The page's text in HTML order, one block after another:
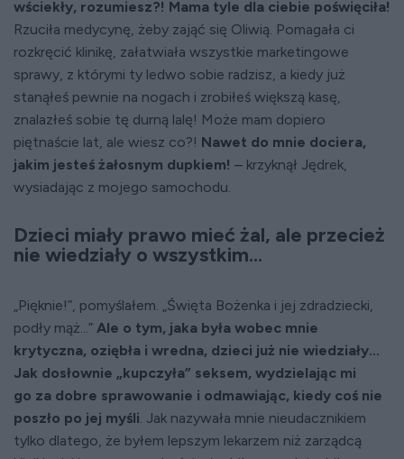
wściekły, rozumiesz?! Mama tyle dla ciebie poświęciła!
Rzuciła medycynę, żeby zająć się Oliwią. Pomagała ci
rozkręcić klinikę, załatwiała wszystkie marketingowe
sprawy, z którymi ty ledwo sobie radzisz, a kiedy już
stanąłeś pewnie na nogach i zrobiłeś większą kasę,
znalazłeś sobie tę durną lalę! Może mam dopiero
piętnaście lat, ale wiesz co?! Nawet do mnie dociera,
jakim jesteś żałosnym dupkiem! – krzyknął Jędrek,
wysiadając z mojego samochodu.
Dzieci miały prawo mieć żal, ale przecież
nie wiedziały o wszystkim...
„Pięknie!”, pomyślałem. „Święta Bożenka i jej zdradziecki,
podły mąż...” Ale o tym, jaka była wobec mnie
krytyczna, oziębła i wredna, dzieci już nie wiedziały...
Jak dosłownie „kupczyła” seksem, wydzielając mi
go za dobre sprawowanie i odmawiając, kiedy coś nie
poszło po jej myśli. Jak nazywała mnie nieudacznikiem
tylko dlatego, że byłem lepszym lekarzem niż zarządcą